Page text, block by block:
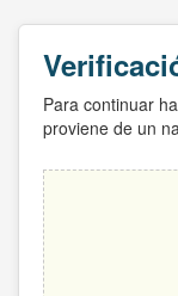
Para continuar
proviene de un